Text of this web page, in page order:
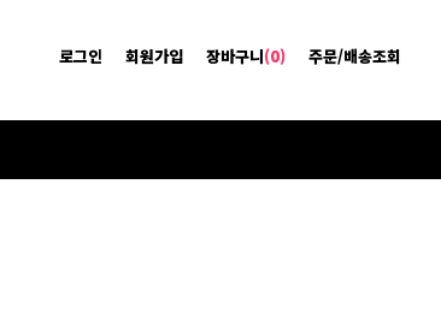
로그인 회원가입 장바구니(0) 주문/배송조회